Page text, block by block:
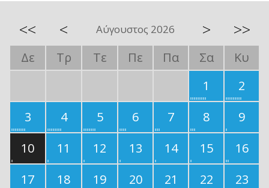
<< < Αύγουστος 2026 > >>
Δε Τρ Τε Πε Πα Σα
Κυ
1
2
3
4 5 6 7 8
9
10
11 12 13 14 15
16
17
18 19 20 21 22
23